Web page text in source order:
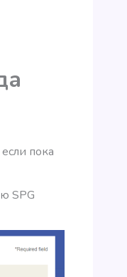
пока
SPG